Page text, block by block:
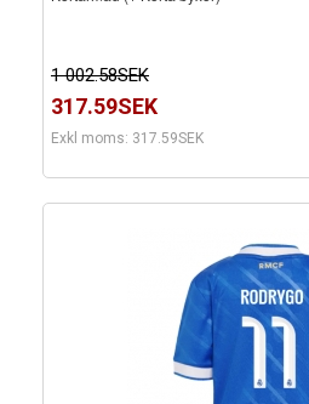
1 002.58SEK
317.59SEK
Exkl moms: 317.59SEK